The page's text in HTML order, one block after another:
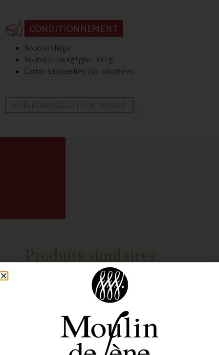
CONDITIONNEMENT
Bouchon liège
Bouteille bourgogne : 905 g
Carton 6 bouteilles 75cl couchées
TÉLÉCHARGEZ LA FICHE PRODUIT